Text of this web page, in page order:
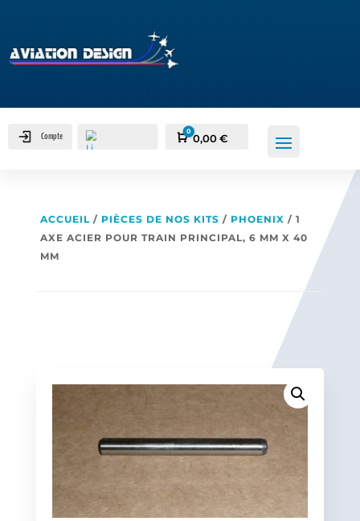
Compte Panier
0
0,00€
ACCUEIL / PIÈCES DE NOS KITS / PHOENIX / 1
AXE ACIER POUR TRAIN PRINCIPAL, 6 MM X 40
MM